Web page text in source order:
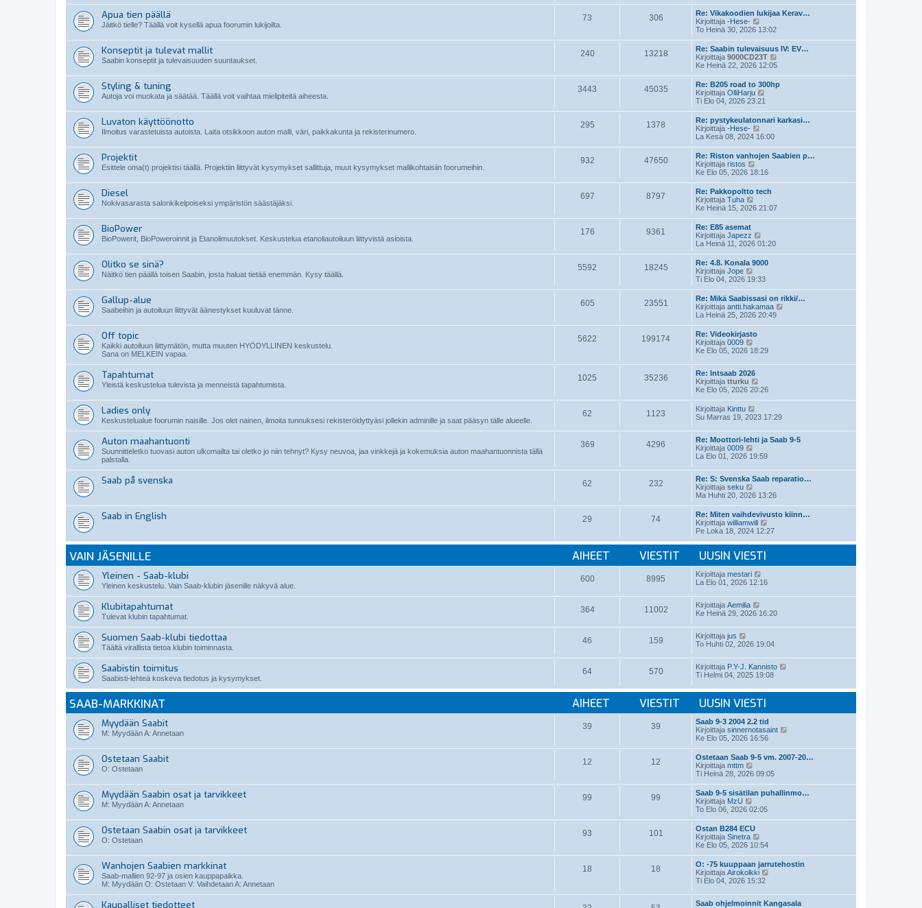
t
i
v
i
t
ä
u
u
s
i
n
v
i
e
s
t
Apua tien päällä
Jäitkö tielle? Täällä voit kysellä apua foorumin lukijoilta.
73 306
Re: Vikakoodien lukijaa Kerav…
Kirjoittaja -Hese-
ä
t
ä
u
u
s
i
n
v
i
e
t
To Heinä 30, 2026 13:02
Konseptit ja tulevat mallit
Saabin konseptit ja tulevaisuuden suuntaukset.
240 13218
Re: Saabin tulevaisuus IV: EV…
Kirjoittaja 9000CD23T
ä
s
i
i
e
Ke Heinä 22, 2026 12:05
Styling & tuning
Autoja voi muokata ja säätää. Täällä voit vaihtaa mielipiteitä aiheesta.
3443 45035
Re: B205 road to 300hp
Kirjoittaja OlliHarju
ä
u
u
s
i
v
i
e
t
Ti Elo 04, 2026 23:21
Luvaton käyttöönotto
Ilmoitus varastetuista autoista. Laita otsikkoon auton malli, väri, paikkakunta ja rekisterinumero.
295 1378
Re: pystykeulatonnari karkasi…
Kirjoittaja -Hese-
ä
t
ä
u
u
s
i
v
i
s
t
La Kesä 08, 2024 16:00
Projektit
Esittele oma(t) projektisi täällä. Projektiin liittyvät kysymykset sallittuja, muut kysymykset mallikohtaisiin foorumeihin.
932 47650
Re: Riston vanhojen Saabien p…
Kirjoittaja ristos
ä
t
ä
u
u
s
n
v
i
e
t
Ke Elo 05, 2026 18:16
Diesel
Nokivasarasta salonkikelpoiseksi ympäristön säästäjäksi.
697 8797
Re: Pakkopoltto tech
Kirjoittaja Tuha
ä
ä
u
u
s
i
v
i
e
s
t
Ke Heinä 15, 2026 21:07
BioPower
BioPowerit, BioPoweroinnit ja Etanolimuutokset. Keskustelua etanoliautoiluun liittyvistä asioista.
176 9361
Re: E85 asemat
Kirjoittaja Japezz
ä
t
ä
u
u
s
i
n
v
i
t
La Heinä 11, 2026 01:20
Olitko se sinä?
Näitkö tien päällä toisen Saabin, josta haluat tietää enemmän. Kysy täällä.
5592 18245
Re: 4.8. Konala 9000
Kirjoittaja Jope
ä
ä
u
u
s
i
v
e
s
t
i
Ti Elo 04, 2026 19:33
Gallup-alue
Saabeihin ja autoiluun liittyvät äänestykset kuuluvat tänne.
605 23551
Re: Mikä Saabissasi on rikki/…
Kirjoittaja antti.hakamaa
s
i
La Heinä 25, 2026 20:49
Off topic
Kaikki autoiluun liittymätön, mutta muuten HYÖDYLLINEN keskustelu.
Sana on MELKEIN vapaa.
5622 199174
Re: Videokirjasto
Kirjoittaja 0009
ä
t
ä
u
u
s
i
n
i
e
t
Ke Elo 05, 2026 18:29
Tapahtumat
Yleistä keskustelua tulevista ja menneistä tapahtumista.
1025 35236
Re: Intsaab 2026
Kirjoittaja tturku
ä
ä
u
u
s
n
i
e
t
i
Ke Elo 05, 2026 20:26
Ladies only
Keskustelualue foorumin naisille. Jos olet nainen, ilmoita tunnuksesi rekisteröidyttyäsi jollekin adminille ja saat pääsyn tälle alueelle.
62 1123 Kirjoittaja Kinttu
ä
t
ä
u
n
i
e
s
i
Su Marras 19, 2023 17:29
Auton maahantuonti
Suunnitteletko tuovasi auton ulkomailta tai oletko jo niin tehnyt? Kysy neuvoa, jaa vinkkejä ja kokemuksia auton maahantuonnista tällä
palstalla.
369 4296
Re: Moottori-lehti ja Saab 9-5
Kirjoittaja 0009
ä
t
ä
u
s
i
n
v
e
s
t
i
La Elo 01, 2026 19:59
Saab på svenska 62 232
Re: S: Svenska Saab reparatio…
Kirjoittaja seku
ä
ä
u
u
s
i
n
v
i
e
t
i
Ma Huhti 20, 2026 13:26
Saab in English 29 74
Re: Miten vaihdevivusto kiinn…
Kirjoittaja williamwill
ä
t
n
i
s
i
Pe Loka 18, 2024 12:27
VAIN JÄSENILLE AIHEET VIESTIT UUSIN VIESTI
Yleinen - Saab-klubi
Yleinen keskustelu. Vain Saab-klubin jäsenille näkyvä alue.
600 8995 Kirjoittaja mestari
ä
t
u
n
i
e
s
t
La Elo 01, 2026 12:16
Klubitapahtumat
Tulevat klubin tapahtumat.
364 11002 Kirjoittaja Aemilia
ä
t
u
i
n
i
e
t
i
Ke Heinä 29, 2026 16:20
Suomen Saab-klubi tiedottaa
Täältä virallista tietoa klubin toiminnasta.
46 159 Kirjoittaja jus
ä
t
ä
u
s
i
n
v
i
e
s
t
i
To Huhti 02, 2026 19:04
Saabistin toimitus
Saabisti-lehteä koskeva tiedotus ja kysymykset.
64 570 Kirjoittaja P.Y-J. Kannisto
t
u
v
i
Ti Helmi 04, 2025 19:08
SAAB-MARKKINAT AIHEET VIESTIT UUSIN VIESTI
Myydään Saabit
M: Myydään A: Annetaan
39 39
Saab 9-3 2004 2.2 tid
Kirjoittaja sinnernotasaint
t
ä
s
i
i
Ke Elo 05, 2026 16:56
Ostetaan Saabit
O: Ostetaan
12 12
Ostetaan Saab 9-5 vm. 2007-20…
Kirjoittaja mttm
ä
ä
u
u
s
i
n
v
i
e
s
t
Ti Heinä 28, 2026 09:05
Myydään Saabin osat ja tarvikkeet
M: Myydään A: Annetaan
99 99
Saab 9-5 sisätilan puhallinmo…
Kirjoittaja MzU
ä
t
ä
u
u
s
i
n
v
e
To Elo 06, 2026 02:05
Ostetaan Saabin osat ja tarvikkeet
O: Ostetaan
93 101
Ostan B284 ECU
Kirjoittaja Sinetra
ä
ä
u
u
s
i
Ke Elo 05, 2026 10:54
Wanhojen Saabien markkinat
Saab-mallien 92-97 ja osien kauppapaikka.
M: Myydään O: Ostetaan V: Vaihdetaan A: Annetaan
18 18
O: -75 kuuppaan jarrutehostin
Kirjoittaja Airokolkki
t
ä
Ti Elo 04, 2026 15:32
Kaupalliset tiedotteet
Saab ohjelmoinnit Kangasala